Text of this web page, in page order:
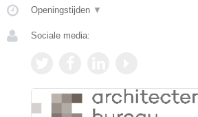
Openingstijden ▼
Sociale media: